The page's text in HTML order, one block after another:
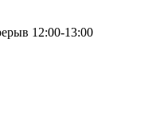
12:00-13:00